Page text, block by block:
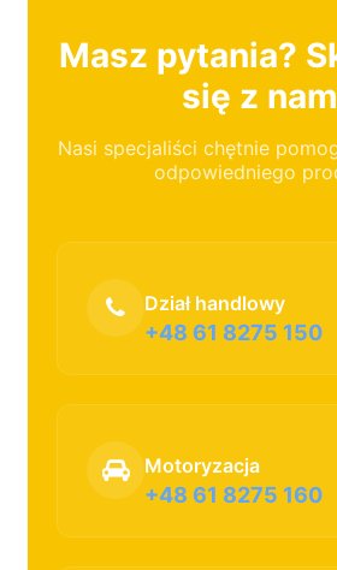
Masz pytania?
się z
Nasi specjaliści chętnie
odpowiedniego
Dział handlowy
+48 61 8275 150
Motoryzacja
+48 61 8275 160